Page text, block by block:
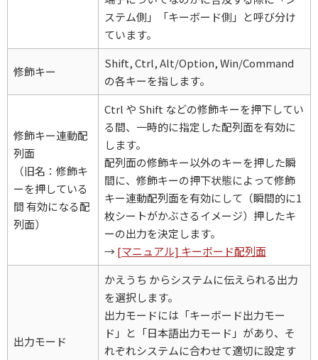
ステム側」「キーボード側」と呼び分け
ています。
修飾キー
Shift, Ctrl, Alt/Option, Win/Command
の各キーを指します。
修飾キー連動配
列面
（旧名：修飾キ
ーを押している
間 有効になる配
列面）
Ctrl や Shift などの修飾キーを押下してい
る間、一時的に指定した配列面を有効に
します。
配列面の修飾キー以外のキーを押した瞬
間に、修飾キーの押下状態によって修飾
キー連動配列面を有効にして（瞬間的に1
枚シートがかぶさるイメージ）押したキ
ーの出力を決定します。
→[マニュアル] キーボード配列面
出力モード
かえうち からシステムに伝えられる出力
を選択します。
出力モードには「キーボード出力モー
ド」と「日本語出力モード」があり、そ
れぞれシステムに合わせて適切に設定す